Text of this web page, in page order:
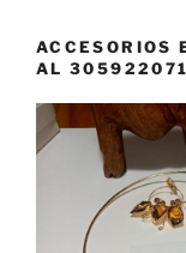
ACCESORIOS
AL